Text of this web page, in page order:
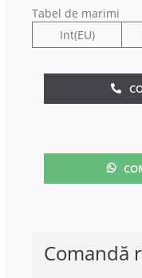
de
Zinia
Tabel de marimi
Int(EU)
Comandă